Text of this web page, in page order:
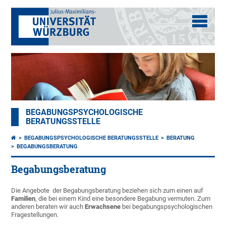
BEGABUNGSPSYCHOLOGISCHE
BERATUNGSSTELLE
BEGABUNGSPSYCHOLOGISCHE BERATUNGSSTELLE
BERATUNG
BEGABUNGSBERATUNG
Begabungsberatung
Die Angebote der Begabungsberatung beziehen sich zum einen auf
Familien, die bei einem Kind eine besondere Begabung vermuten. Zum
anderen beraten wir auchErwachsene bei begabungspsychologischen
Fragestellungen.